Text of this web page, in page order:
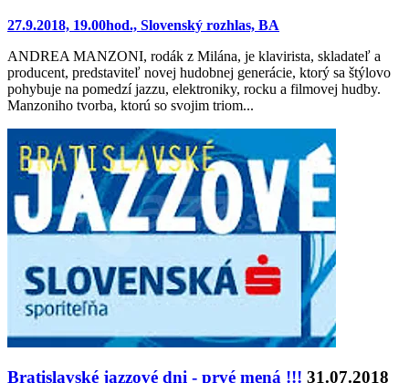
27.9.2018, 19.00hod., Slovenský rozhlas, BA
ANDREA MANZONI, rodák z Milána, je klavirista, skladateľ a
producent, predstaviteľ novej hudobnej generácie, ktorý sa štýlovo
pohybuje na pomedzí jazzu, elektroniky, rocku a filmovej hudby.
Manzoniho tvorba, ktorú so svojim triom...
Bratislavské jazzové dni - prvé mená !!! 31.07.2018